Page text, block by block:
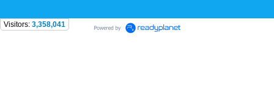
Visitors: 3,358,041